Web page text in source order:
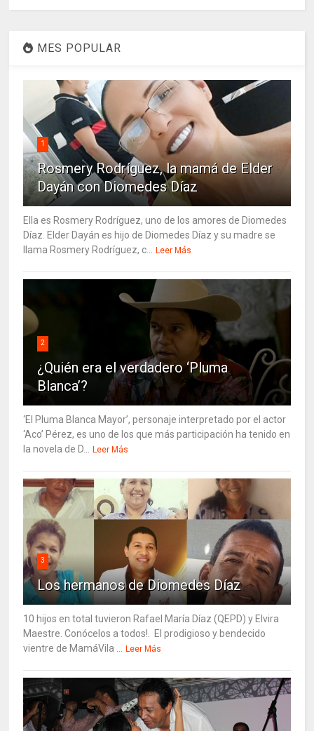
MES POPULAR
1
Rosmery Rodríguez, la mamá de Elder
Dayán con Diomedes Díaz
Ella es Rosmery Rodríguez, uno de los amores de Diomedes
Díaz. Elder Dayán es hijo de Diomedes Díaz y su madre se
llama Rosmery Rodríguez, c... Leer Más
2
¿Quién era el verdadero ‘Pluma
Blanca’?
‘El Pluma Blanca Mayor’, personaje interpretado por el actor
‘Aco’ Pérez, es uno de los que más participación ha tenido en
la novela de D... Leer Más
3
Los hermanos de Diomedes Díaz
10 hijos en total tuvieron Rafael María Díaz (QEPD) y Elvira
Maestre. Conócelos a todos!. El prodigioso y bendecido
vientre de MamáVila ... Leer Más